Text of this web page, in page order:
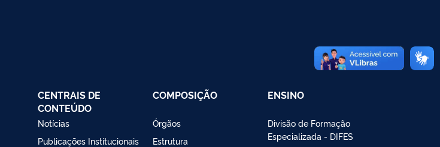
CENTRAIS DE
CONTEÚDO
Notícias
Publicações Institucionais
COMPOSIÇÃO
Órgãos
Estrutura
ENSINO
Divisão de Formação
Especializada - DIFES